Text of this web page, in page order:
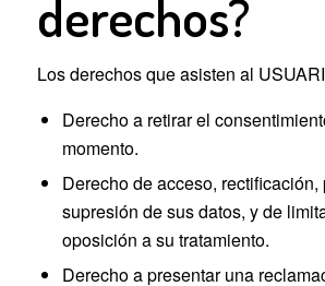
derechos?
Los derechos que asisten al
Derecho a retirar el
momento.
Derecho de acceso,
supresión de sus datos, y de
oposición a su tratamiento.
Derecho a presentar una